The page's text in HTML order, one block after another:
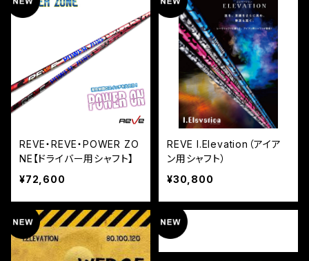
REVE・REVE・POWER ZO
NE【ドライバー用シャフト】
¥72,600
REVE I.Elevation（アイア
ン用シャフト）
¥30,800